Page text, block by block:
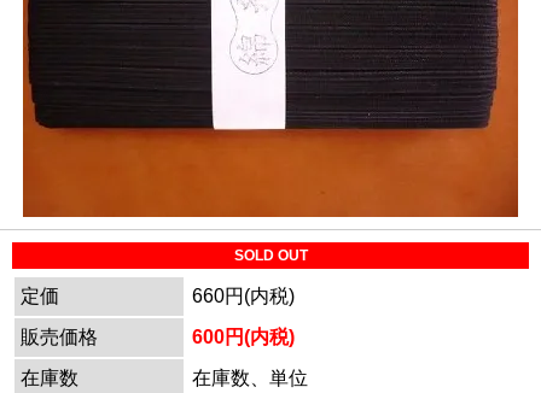
SOLD OUT
定価
660円(内税)
販売価格
600円(内税)
在庫数
在庫数、単位